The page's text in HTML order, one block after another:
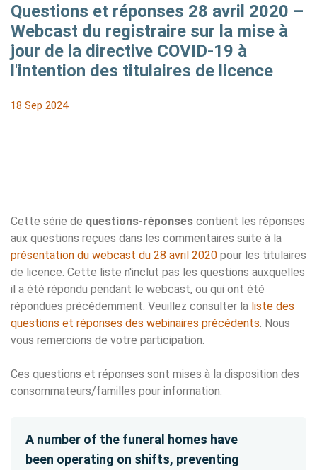
Questions et réponses 28 avril 2020 –
Webcast du registraire sur la mise à
jour de la directive COVID-19 à
l'intention des titulaires de licence
18 Sep 2024
Cette série de questions-réponses contient les réponses
aux questions reçues dans les commentaires suite à la
présentation du webcast du 28 avril 2020 pour les titulaires
de licence. Cette liste n'inclut pas les questions auxquelles
il a été répondu pendant le webcast, ou qui ont été
répondues précédemment. Veuillez consulter la liste des
questions et réponses des webinaires précédents. Nous
vous remercions de votre participation.
Ces questions et réponses sont mises à la disposition des
consommateurs/familles pour information.
A number of the funeral homes have
been operating on shifts, preventing